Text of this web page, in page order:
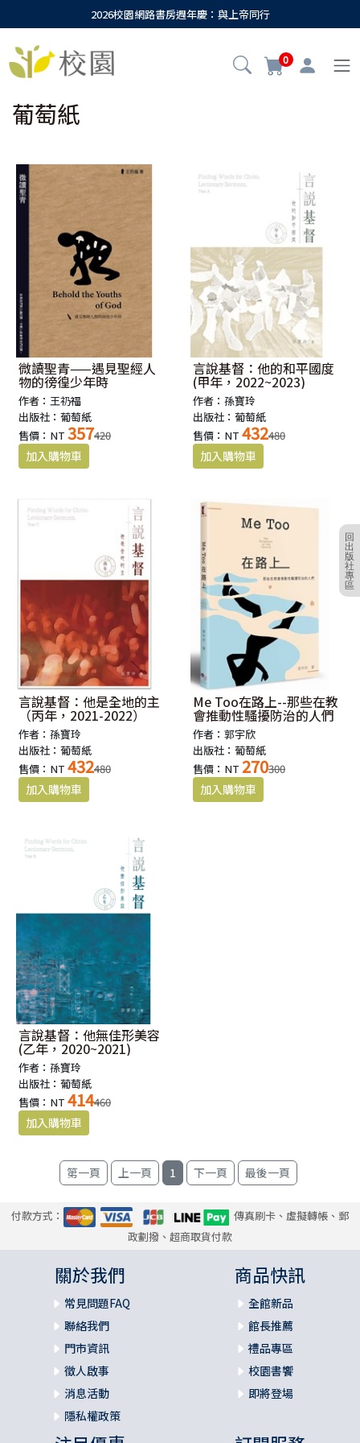
2026校園網路書房週年慶：與上帝同行
0
回
出
版
社
專
區
葡萄紙
微讀聖青——遇見聖經人
物的徬徨少年時
作者：王礽福
出版社：葡萄紙
售價：NT 357420
言說基督：他的和平國度
(甲年，2022~2023)
作者：孫寶玲
出版社：葡萄紙
售價：NT 432480
言說基督：他是全地的主
（丙年，2021-2022）
作者：孫寶玲
出版社：葡萄紙
售價：NT 432480
Me Too在路上--那些在教
會推動性騷擾防治的人們
作者：郭宇欣
出版社：葡萄紙
售價：NT 270300
言說基督：他無佳形美容
(乙年，2020~2021)
作者：孫寶玲
出版社：葡萄紙
售價：NT 414460
1
付款方式：
傳真刷卡、虛擬轉帳、郵
政劃撥、超商取貨付款
關於我們
常見問題FAQ
聯絡我們
門市資訊
徵人啟事
消息活動
隱私權政策
商品快訊
全館新品
館長推薦
禮品專區
校園書饗
即將登場